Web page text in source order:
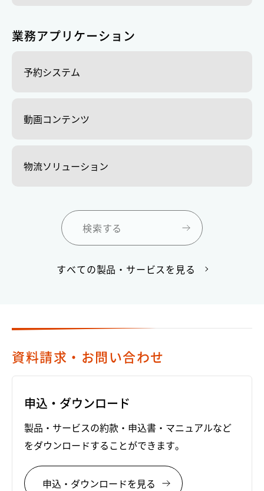
業務アプリケーション
予約システム
動画コンテンツ
物流ソリューション
検索する
すべての製品・サービスを見る
資料請求・お問い合わせ
申込・ダウンロード
製品・サービスの約款・申込書・マニュアルなど
をダウンロードすることができます。
申込・ダウンロードを見る